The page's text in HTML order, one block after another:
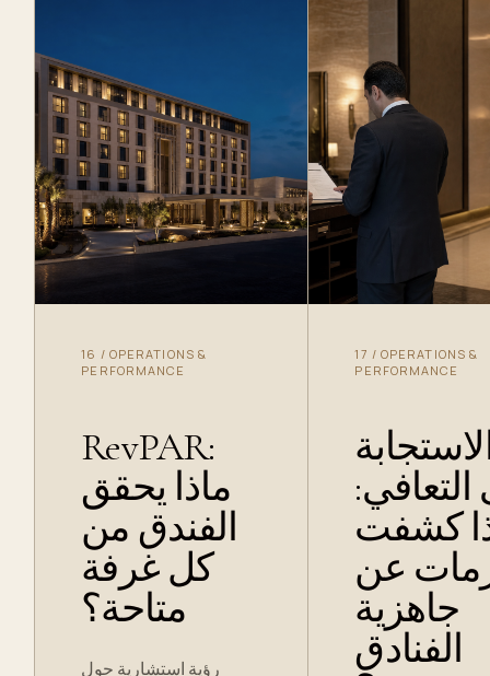
16 / OPERATIONS &
PERFORMANCE
RevPAR:
ماذا يحقق
الفندق من
كل غرفة
متاحة؟
رؤية استشارية حول
17 / OPERATIONS &
PERFORMANCE
التعافي:
كشفت
عن
جاهزية
الفنادق